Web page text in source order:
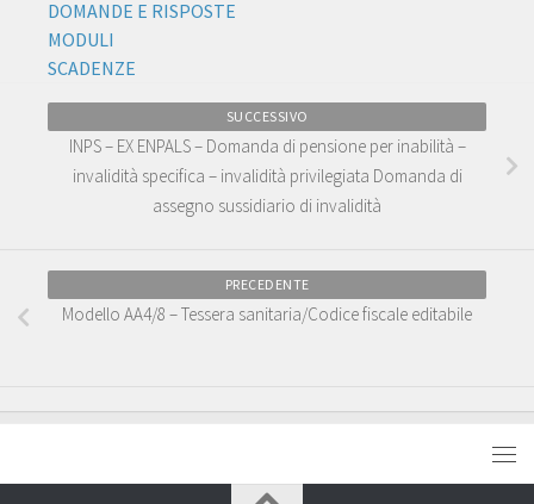
DOMANDE E RISPOSTE
MODULI
SCADENZE
SUCCESSIVO
INPS – EX ENPALS – Domanda di pensione per inabilità –
invalidità specifica – invalidità privilegiata Domanda di
assegno sussidiario di invalidità
PRECEDENTE
Modello AA4/8 – Tessera sanitaria/Codice fiscale editabile